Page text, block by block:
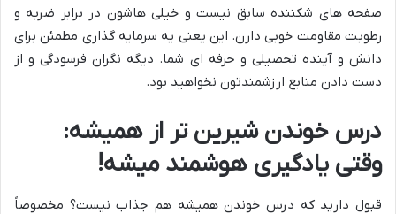
صفحه های شکننده سابق نیست و خیلی هاشون در برابر ضربه و
رطوبت مقاومت خوبی دارن. این یعنی یه سرمایه گذاری مطمئن برای
دانش و آینده تحصیلی و حرفه ای شما. دیگه نگران فرسودگی و از
دست دادن منابع ارزشمندتون نخواهید بود.
درس خوندن شیرین تر از همیشه:
وقتی یادگیری هوشمند میشه!
قبول دارید که درس خوندن همیشه هم جذاب نیست؟ مخصوصاً